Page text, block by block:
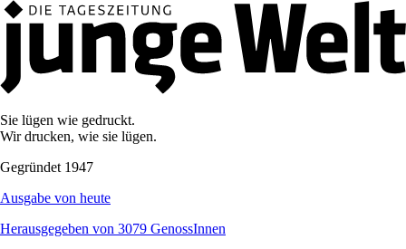
Sie lügen wie gedruckt.
Wir drucken, wie sie lügen.
Gegründet 1947
Ausgabe von heute
Herausgegeben von 3079 GenossInnen